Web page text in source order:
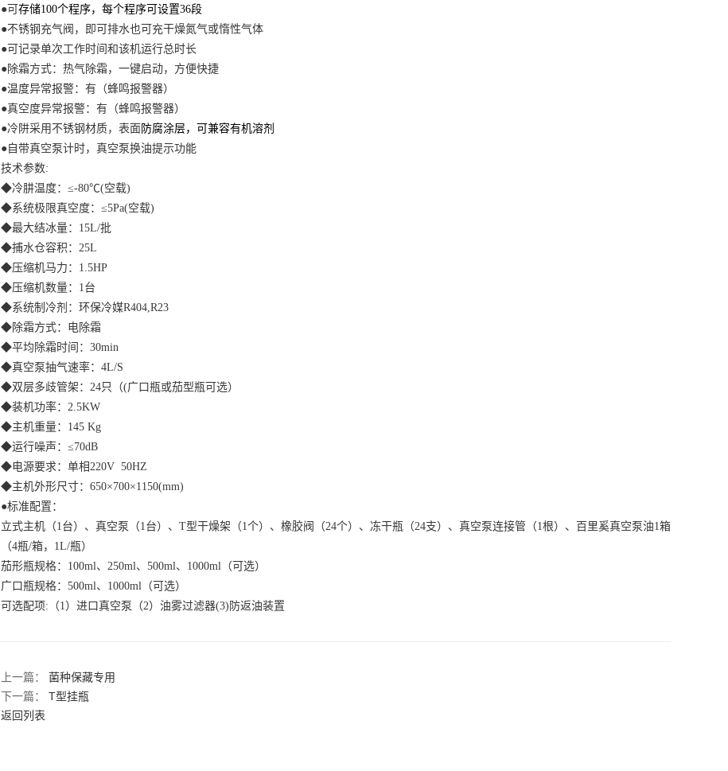
●可存储100个程序，每个程序可设置36段
●不锈钢 充气阀， 即可排水也可充干燥氮气或惰性气体
●可记录单次工作时间和该机运行总时长
●除霜方式：热气除霜，一键启动，方便快捷
●温度异常报警：有（蜂鸣报警器）
●真空度异常报警：有（蜂鸣报警器）
●冷阱采用不锈钢材质，表面防腐涂层，可兼容有机溶剂
●自带真空泵计时，真空泵换油提示功能
技术参数:
◆冷肼温度：≤-80℃(空载)
◆系统极限真空度：≤5Pa(空载)
◆最大结冰量：15L/批
◆捕水仓容积：25L
◆压缩机马力：1.5HP
◆压缩机数量：1台
◆系统制冷剂：环保冷媒R404,R23
◆除霜方式：电除霜
◆平均除霜时间：30min
◆真空泵抽气速率：4L/S
◆双层多歧管架：24只（(广口瓶或茄型瓶可选）
◆装机功率：2.5KW
◆主机重量：145 Kg
◆运行噪声：≤70dB
◆电源要求：单相220V 50HZ
◆主机外形尺寸：650×700×1150(mm)
●标准配置：
立式主机（1台）、真空泵（1台）、T型干燥架（1个）、橡胶阀（24个）、冻干瓶（24支）、真空泵连接管（1根）、百里奚真空泵油1箱
（4瓶/箱，1L/瓶）
茄形瓶规格： 100ml、250ml、500ml、1000ml（可选）
广口瓶规格： 500ml、1000ml（可选）
可选配项:（1）进口真空泵（2）油雾过滤器(3)防返油装置
上一篇： 菌种保藏专用
下一篇： T型挂瓶
返回列表